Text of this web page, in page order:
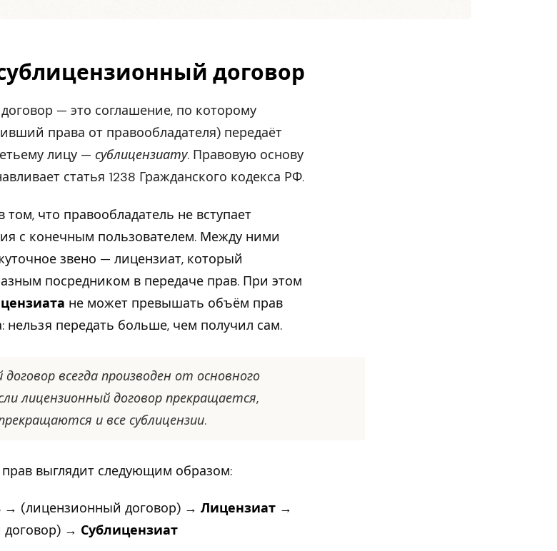
договор
— это соглашение, по которому
права от правообладателя) передаёт
лицу — сублицензиату. Правовую основу
статья 1238 Гражданского кодекса РФ.
том, что правообладатель не вступает
с конечным пользователем. Между ними
звено — лицензиат, который
посредником в передаче прав. При этом
не может превышать объём прав
нельзя передать больше, чем получил сам.
всегда производен от основного
лицензионный договор прекращается,
и все сублицензии.
выглядит следующим образом:
→ (лицензионный договор) → Лицензиат →
договор) → Сублицензиат